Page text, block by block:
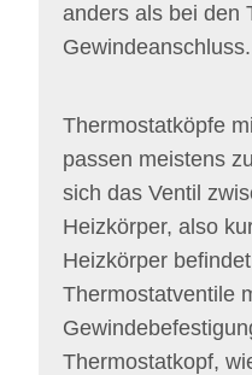
anders als bei den
Gewindeanschluss.
Thermostatköpfe
passen meistens
sich das Ventil
Heizkörper, also
Heizkörper
Thermostatventile
Thermostatkopf,